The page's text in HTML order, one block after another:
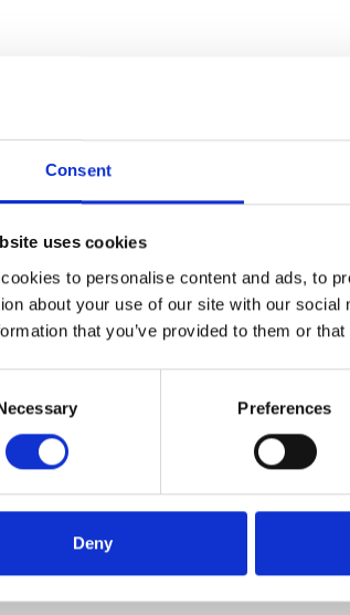
Consent
uses cookies
to personalise content and ads, to
about your use of our site with our
that you’ve provided to them or
Preferences
Deny